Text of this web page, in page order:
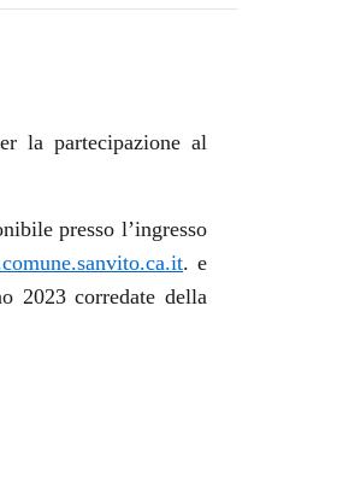
la partecipazione al
presso l’ingresso
. e
2023 corredate della